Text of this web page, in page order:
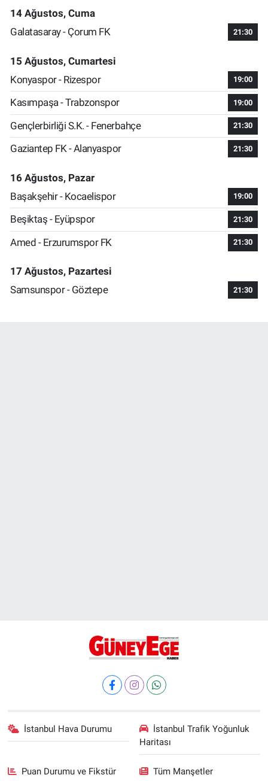
14 Ağustos, Cuma
Galatasaray - Çorum FK
21:30
15 Ağustos, Cumartesi
Konyaspor - Rizespor
19:00
Kasımpaşa - Trabzonspor 19:00
Gençlerbirliği S.K. - Fenerbahçe 21:30
Gaziantep FK - Alanyaspor 21:30
16 Ağustos, Pazar
Başakşehir - Kocaelispor
19:00
Beşiktaş - Eyüpspor 21:30
Amed - Erzurumspor FK 21:30
17 Ağustos, Pazartesi
Samsunspor - Göztepe
21:30
İstanbul Hava Durumu
İstanbul Trafik Yoğunluk
Haritası
Puan Durumu ve Fikstür Tüm Manşetler